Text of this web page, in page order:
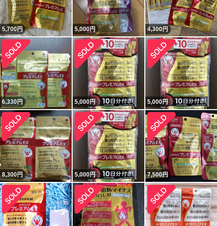
5,700円 5,000円 4,300円
6,330円 5,000円 5,000円
8,300円 5,000円 7,500円